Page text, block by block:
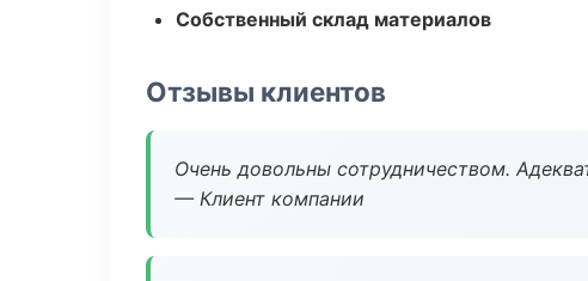
Собственный склад материалов
Отзывы клиентов
Очень довольны сотрудничеством.
— Клиент компании